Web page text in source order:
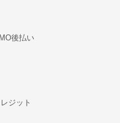
後払い
ジット